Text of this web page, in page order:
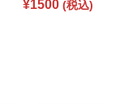
¥1500 (税込)